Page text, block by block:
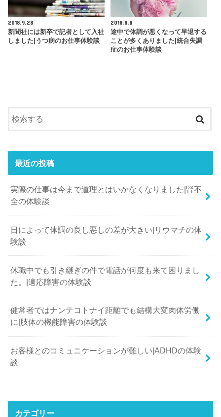
2018.9.28
新聞社には新卒で記者として入社
しました|うつ病のお仕事体験談
2018.8.8
途中で体調が悪くなって早退する
ことが多くありました|統合失調
症のお仕事体験談
最近の投稿
実際の仕事は今まで道理とはいかなくなりました|腎不
全の体験談
日によって体調の良し悪しの差が大きい|リウマチの体
験談
休職中でも引き継ぎの件で電話が何度も来て困りまし
た。|適応障害の体験談
健常者ではナンテコトナイ距離でも結構大変肉体労働
に|肢体の機能障害の体験談
お客様とのコミュニケーションが難しい|ADHDの体験
談
カテゴリー